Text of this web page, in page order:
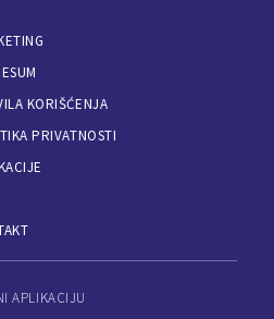
KORIŠĆENJA
PRIVATNOSTI
APLIKACIJU